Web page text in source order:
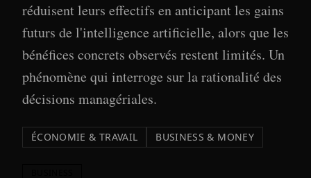
réduisent leurs effectifs en anticipant les gains
futurs de l'intelligence artificielle, alors que les
bénéfices concrets observés restent limités. Un
phénomène qui interroge sur la rationalité des
décisions managériales.
ÉCONOMIE & TRAVAIL BUSINESS & MONEY